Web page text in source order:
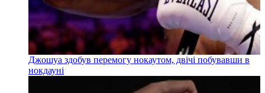
Джошуа здобув перемогу нокаутом, двічі побувавши в
нокдауні